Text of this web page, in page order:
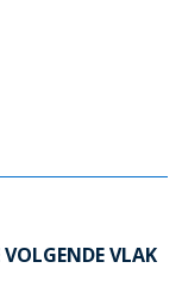
VLAK